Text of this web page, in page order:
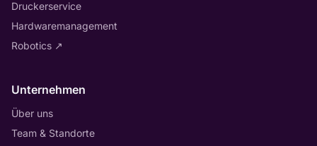
Druckerservice
Hardwaremanagement
Robotics ↗
Unternehmen
Über uns
Team & Standorte